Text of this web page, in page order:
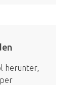
herunter,